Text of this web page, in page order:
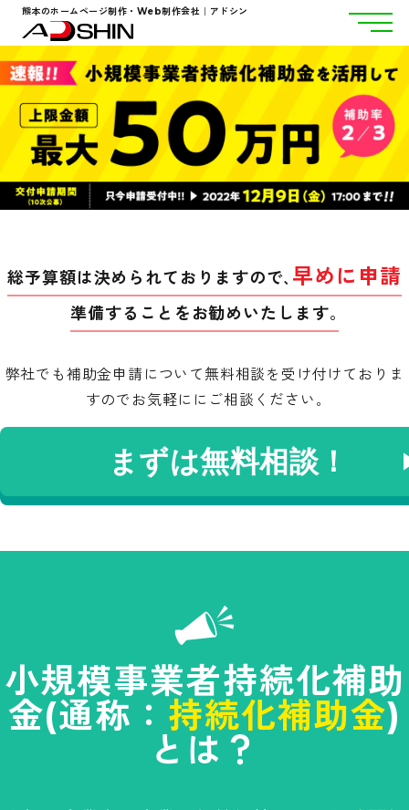
熊本のホームページ制作・Web制作会社｜アドシン
総予算額は決められておりますので､ 早めに申請
準備することをお勧めいたします｡
弊社でも補助金申請について無料相談を受け付けておりま
すのでお気軽ににご相談ください｡
まずは無料相談！
小規模事業者持続化補助
金(通称： 持続化補助金)
とは？